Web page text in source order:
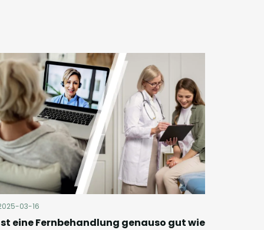
03-16
eine Fernbehandlung genauso gut wie